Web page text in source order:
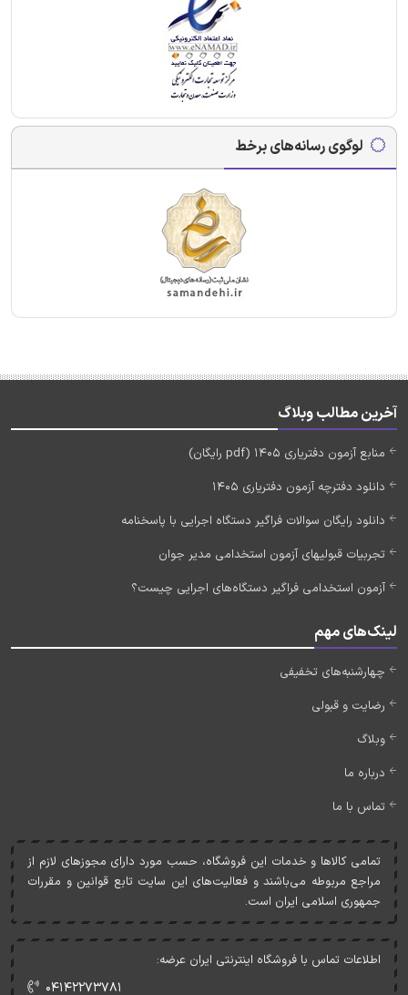
لوگوی رسانه‌های برخط
آخرین مطالب وبلاگ
منابع آزمون دفتریاری 1405 (pdf رایگان)
دانلود دفترچه آزمون دفتریاری 1405
دانلود رایگان سوالات فراگیر دستگاه اجرایی با پاسخنامه
تجربیات قبولیهای آزمون استخدامی مدیر جوان
آزمون استخدامی فراگیر دستگاه‌های اجرایی چیست؟
لینک‌های مهم
چهارشنبه‌های تخفیفی
رضایت و قبولی
وبلاگ
درباره ما
تماس با ما
تمامی کالاها و خدمات اين فروشگاه، حسب مورد دارای مجوزهای لازم از
مراجع مربوطه می‌باشند و فعاليت‌های اين سايت تابع قوانين و مقررات
جمهوری اسلامی ايران است.
اطلاعات تماس با فروشگاه اینترنتی ایران عرضه:
۰۴۱۴۲۲۷۳۷۸۱